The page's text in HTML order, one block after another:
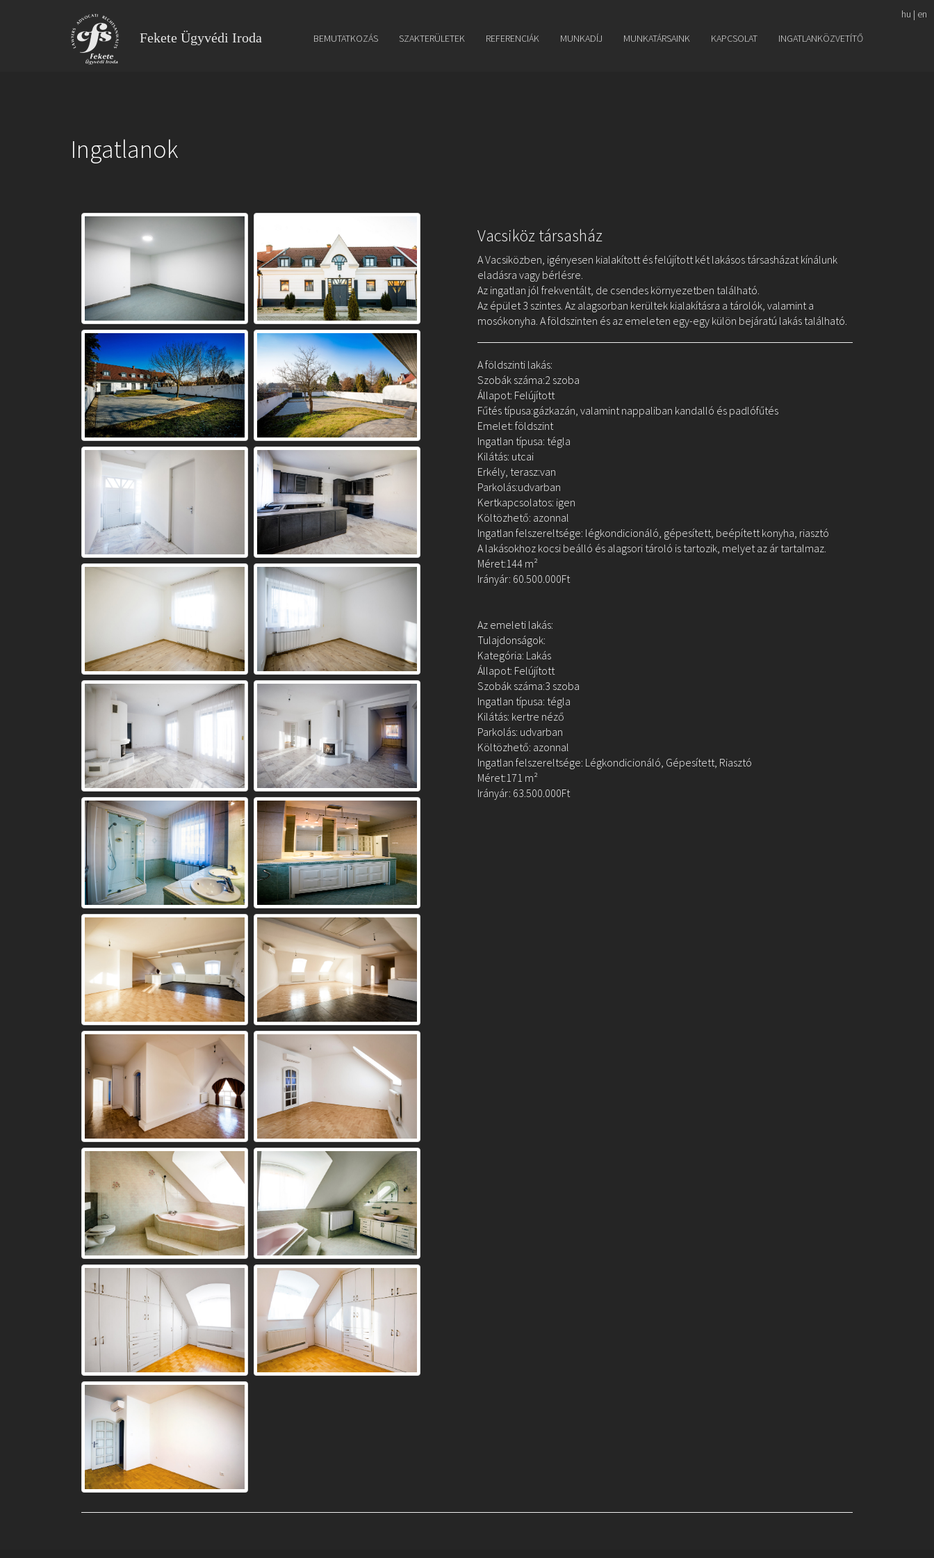
Fekete Ügyvédi Iroda BEMUTATKOZÁS SZAKTERÜLETEK REFERENCIÁK MUNKADÍJ MUNKATÁRSAINK KAPCSOLAT INGATLANKÖZVETÍTŐ
hu | en
Ingatlanok
Vacsiköz társasház
A Vacsiközben, igényesen kialakított és felújított két lakásos társasházat kínálunk
eladásra vagy bérlésre.
Az ingatlan jól frekventált, de csendes környezetben található.
Az épület 3 szintes. Az alagsorban kerültek kialakításra a tárolók, valamint a
mosókonyha. A földszinten és az emeleten egy-egy külön bejáratú lakás található.
A földszinti lakás:
Szobák száma:2 szoba
Állapot: Felújított
Fűtés típusa:gázkazán, valamint nappaliban kandalló és padlófűtés
Emelet: földszint
Ingatlan típusa: tégla
Kilátás: utcai
Erkély, terasz:van
Parkolás:udvarban
Kertkapcsolatos: igen
Költözhető: azonnal
Ingatlan felszereltsége: légkondicionáló, gépesített, beépített konyha, riasztó
A lakásokhoz kocsi beálló és alagsori tároló is tartozik, melyet az ár tartalmaz.
Méret:144 m²
Irányár: 60.500.000Ft
Az emeleti lakás:
Tulajdonságok:
Kategória: Lakás
Állapot: Felújított
Szobák száma:3 szoba
Ingatlan típusa: tégla
Kilátás: kertre néző
Parkolás: udvarban
Költözhető: azonnal
Ingatlan felszereltsége: Légkondicionáló, Gépesített, Riasztó
Méret:171 m²
Irányár: 63.500.000Ft